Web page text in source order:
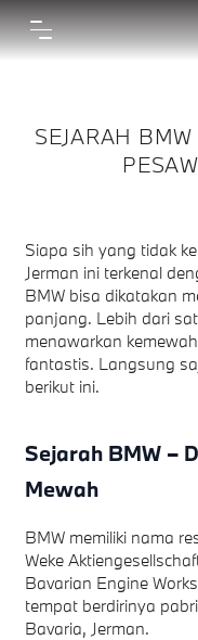
SEJARAH
Siapa sih yang tidak
Jerman ini terkenal
BMW bisa dikatakan
panjang. Lebih dari
menawarkan
fantastis. Langsung
berikut ini.
Sejarah BMW –
Mewah
BMW memiliki nama
Weke
Bavarian Engine
tempat berdirinya
Bavaria, Jerman.